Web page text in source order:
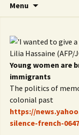
Menu
Young women are
immigrants
The politics of
colonial past
https://
silence-french-